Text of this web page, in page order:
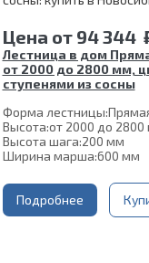
Цена от 94 344
Лестница в дом
от 2000 до 2800 мм,
ступенями из сосны
Форма лестницы:
Высота:от 2000 до
Высота шага:200 мм
Ширина марша:600 мм
Толщина ступени:40 мм
Угол наклона:
Глубина ступени:
300 мм
Подробнее